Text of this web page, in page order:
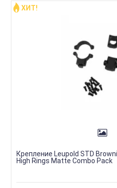
ХИТ!
Крепление Leupold STD
High Rings Matte Combo Pack